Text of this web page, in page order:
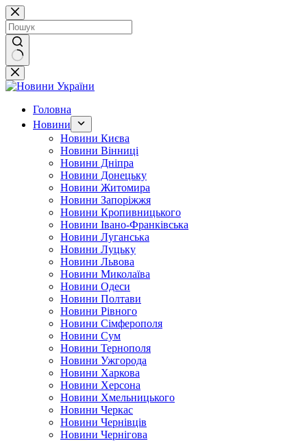
Перейти
до
вмісту
Немає
результатів
Головна
Новини
Новини Києва
Новини Вінниці
Новини Дніпра
Новини Донецьку
Новини Житомира
Новини Запоріжжя
Новини Кропивницького
Новини Івано-Франківська
Новини Луганська
Новини Луцьку
Новини Львова
Новини Миколаїва
Новини Одеси
Новини Полтави
Новини Рівного
Новини Сімферополя
Новини Сум
Новини Тернополя
Новини Ужгорода
Новини Харкова
Новини Херсона
Новини Хмельницького
Новини Черкас
Новини Чернівців
Новини Чернігова